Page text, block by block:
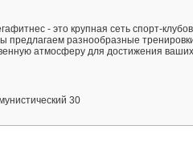
- это крупная сеть спорт-
разнообразные
атмосферу для достижения
30